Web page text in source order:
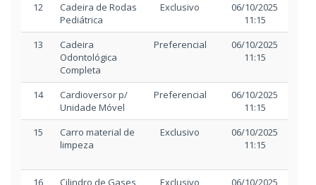
12
Cadeira de Rodas
Pediátrica
Exclusivo
06/10/2025
11:15
13
Cadeira
Odontológica
Completa
Preferencial
06/10/2025
11:15
14
Cardioversor p/
Unidade Móvel
Preferencial
06/10/2025
11:15
15
Carro material de
limpeza
Exclusivo
06/10/2025
11:15
16
Cilindro de Gases
Exclusivo
06/10/2025